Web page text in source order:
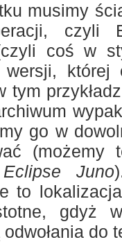
musimy
czyli
coś w
której
tym
go w
(możemy
Eclipse Juno
to
gdyż
do